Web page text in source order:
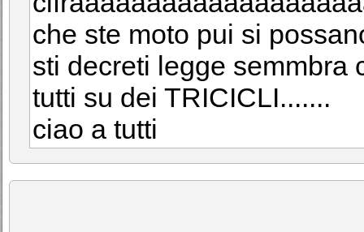
che ste moto pui si
sti decreti legge semmbra
tutti su dei TRICICLI.......
ciao a tutti